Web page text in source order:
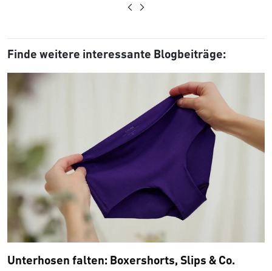
Finde weitere interessante Blogbeiträge:
Unterhosen falten: Boxershorts, Slips & Co.